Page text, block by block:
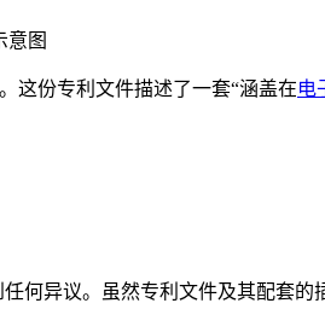
这份专利文件描述了一套“涵盖在电
何异议。虽然专利文件及其配套